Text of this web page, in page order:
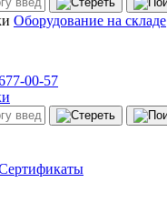
Оборудование на складе
00-57